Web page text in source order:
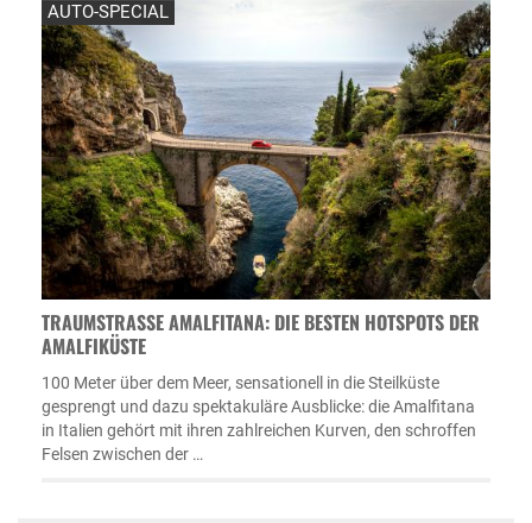
AUTO-SPECIAL
TRAUMSTRASSE AMALFITANA: DIE BESTEN HOTSPOTS DER A
MALFIKÜSTE
100 Meter über dem Meer, sensationell in die Steilküste
gesprengt und dazu spektakuläre Ausblicke: die Amalfitana
in Italien gehört mit ihren zahlreichen Kurven, den schroffen
Felsen zwischen der …